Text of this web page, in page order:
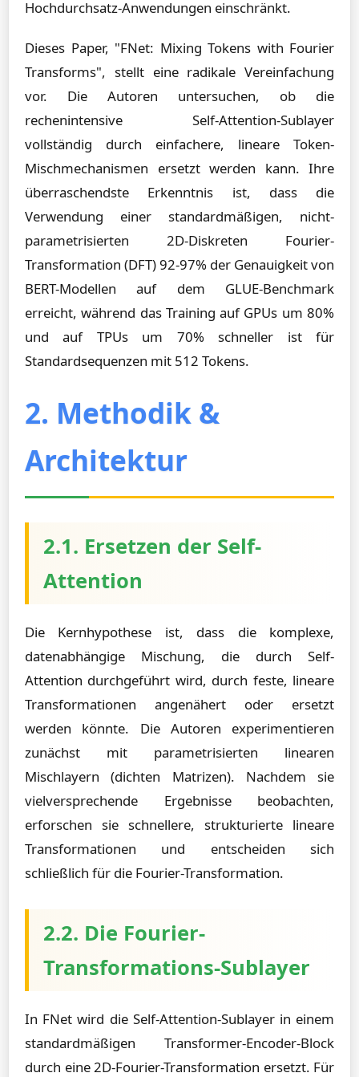
Hochdurchsatz-Anwendungen einschränkt.
Dieses Paper, "FNet: Mixing Tokens with Fourier
Transforms", stellt eine radikale Vereinfachung
vor. Die Autoren untersuchen, ob die
rechenintensive Self-Attention-Sublayer
vollständig durch einfachere, lineare Token-
Mischmechanismen ersetzt werden kann. Ihre
überraschendste Erkenntnis ist, dass die
Verwendung einer standardmäßigen, nicht-
parametrisierten 2D-Diskreten Fourier-
Transformation (DFT) 92-97% der Genauigkeit von
BERT-Modellen auf dem GLUE-Benchmark
erreicht, während das Training auf GPUs um 80%
und auf TPUs um 70% schneller ist für
Standardsequenzen mit 512 Tokens.
2. Methodik &
Architektur
2.1. Ersetzen der Self-
Attention
Die Kernhypothese ist, dass die komplexe,
datenabhängige Mischung, die durch Self-
Attention durchgeführt wird, durch feste, lineare
Transformationen angenähert oder ersetzt
werden könnte. Die Autoren experimentieren
zunächst mit parametrisierten linearen
Mischlayern (dichten Matrizen). Nachdem sie
vielversprechende Ergebnisse beobachten,
erforschen sie schnellere, strukturierte lineare
Transformationen und entscheiden sich
schließlich für die Fourier-Transformation.
2.2. Die Fourier-
Transformations-Sublayer
In FNet wird die Self-Attention-Sublayer in einem
standardmäßigen Transformer-Encoder-Block
durch eine 2D-Fourier-Transformation ersetzt. Für